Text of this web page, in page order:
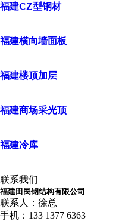
福建CZ型钢材
福建横向墙面板
福建楼顶加层
福建商场采光顶
福建冷库
联系我们
福建田民钢结构有限公司
联系人：徐总
手机：133 1377 6363